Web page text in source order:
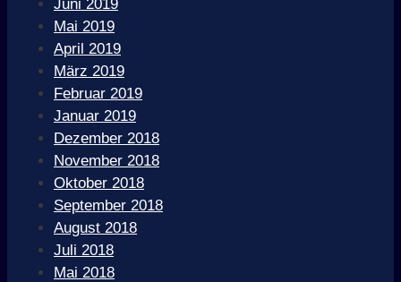
Juni 2019
Mai 2019
April 2019
März 2019
Februar 2019
Januar 2019
Dezember 2018
November 2018
Oktober 2018
September 2018
August 2018
Juli 2018
Mai 2018